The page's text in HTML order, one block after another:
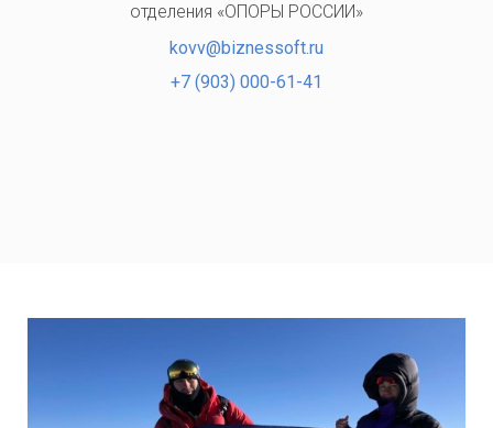
отделения «ОПОРЫ РОССИИ»
kovv@biznessoft.ru
+7 (903) 000-61-41